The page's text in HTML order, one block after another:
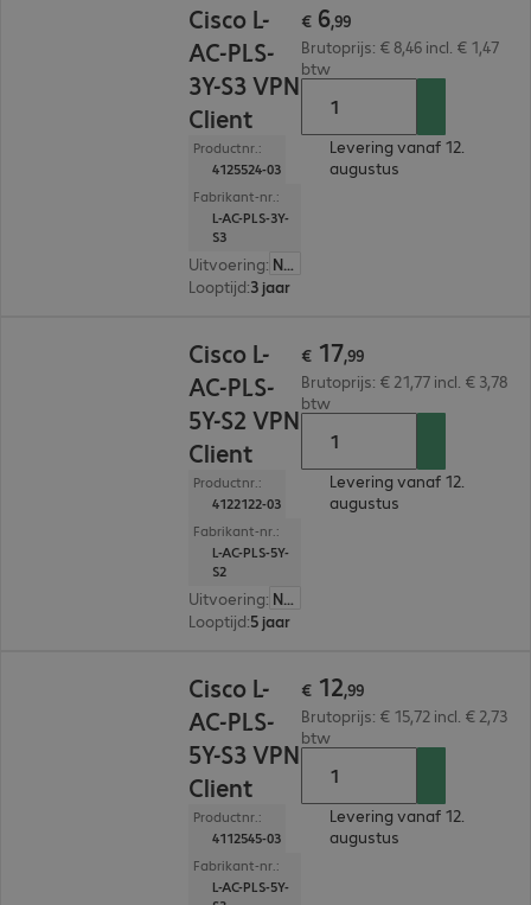
Cisco L-
AC-PLS-
3Y-S3 VPN
Client
Productnr.:
4125524-03
Fabrikant-nr.:
L-AC-PLS-3Y-
S3
Uitvoering:
Nederland
Looptijd:3 jaar
€ 6,99
Brutoprijs: € 8,46 incl. € 1,47
btw
Levering vanaf 12.
augustus
Cisco L-
AC-PLS-
5Y-S2 VPN
Client
Productnr.:
4122122-03
Fabrikant-nr.:
L-AC-PLS-5Y-
S2
Uitvoering:
Nederland
Looptijd:5 jaar
€ 17,99
Brutoprijs: € 21,77 incl. € 3,78
btw
Levering vanaf 12.
augustus
Cisco L-
AC-PLS-
5Y-S3 VPN
Client
Productnr.:
4112545-03
Fabrikant-nr.:
L-AC-PLS-5Y-
€ 12,99
Brutoprijs: € 15,72 incl. € 2,73
btw
Levering vanaf 12.
augustus